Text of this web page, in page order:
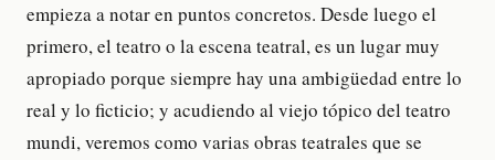
empieza a notar en puntos concretos. Desde luego el
primero, el teatro o la escena teatral, es un lugar muy
apropiado porque siempre hay una ambigüedad entre lo
real y lo ficticio; y acudiendo al viejo tópico del teatro
mundi, veremos como varias obras teatrales que se